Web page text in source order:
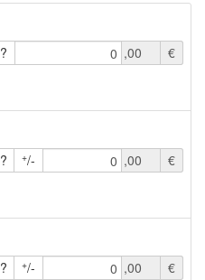
? 0 ,00
€
? +/- 0 ,00
€
? +/- 0 ,00
€